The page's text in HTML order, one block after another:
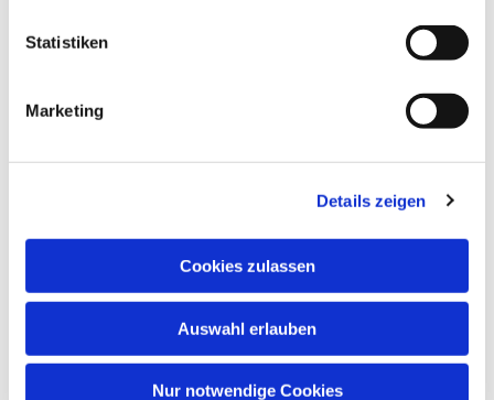
Statistiken
Marketing
Details zeigen
Cookies zulassen
Auswahl erlauben
Nur notwendige Cookies